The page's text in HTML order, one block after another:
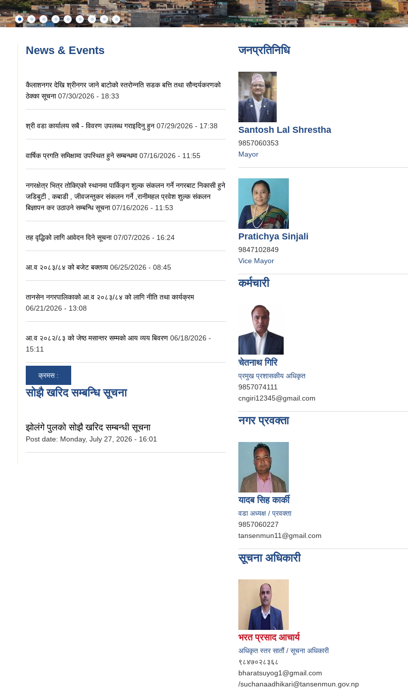
News & Events
कैलाशनगर देखि श्रीनगर जाने बाटोको स्तरोन्नति सडक बत्ति तथा सौन्दर्यकरणको
ठेक्का सूचना07/30/2026 - 18:33
श्री वडा कार्यालय सबै - विवरण उपलब्ध गराइदिनु हुन 07/29/2026 - 17:38
वार्षिक प्रगति समिक्षामा उपस्थित हुने सम्बन्धमा07/16/2026 - 11:55
नगरक्षेत्र भित्र तोकिएको स्थानमा पार्किङ्ग शुल्क संकलन गर्ने नगरबाट निकासी हुने
जडिबुटी , कबाडी , जीवजन्तुकर संकलन गर्ने ,रानीमहल प्रवेश शुल्क संकलन
बिज्ञापन कर उठाउने सम्बन्धि सूचना07/16/2026 - 11:53
तह वृद्धिको लागि आवेदन दिने सूचना07/07/2026 - 16:24
आ.व २०८३/८४ को बजेट बक्तव्य 06/25/2026 - 08:45
तानसेन नगरपालिकाको आ.व २०८३/८४ को लागि नीति तथा कार्यक्रम
06/21/2026 - 13:08
आ.व २०८२/८३ को जेष्ठ मसान्तर सम्मको आय व्यय बिवरण 06/18/2026 -
15:11
क्रमस :
सोझै खरिद सम्बन्धि सूचना
झोलंगे पुलको सोझै खरिद सम्बन्धी सूचना
Post date: Monday, July 27, 2026 - 16:01
जनप्रतिनिधि
Santosh Lal Shrestha
9857060353
Mayor
Pratichya Sinjali
9847102849
Vice Mayor
कर्मचारी
चेतनाथ गिरि
प्रमुख प्रशासकीय अधिकृत
9857074111
cngiri12345@gmail.com
नगर प्रवक्ता
यादब सिह कार्की
वडा अध्यक्ष / प्रवक्ता
9857060227
tansenmun11@gmail.com
सूचना अधिकारी
भरत प्रसाद आचार्य
अधिकृत स्तर सातौं / सूचना अधिकारी
९८४७०२८३६८
bharatsuyog1@gmail.com
/suchanaadhikari@tansenmun.gov.np